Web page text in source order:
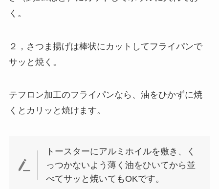
く。
２，さつま揚げは棒状にカットしてフライパンで
サッと焼く。
テフロン加工のフライパンなら、油をひかずに焼
くとカリッと焼けます。
トースターにアルミホイルを敷き、く
っつかないよう薄く油をひいてから並
べてサッと焼いてもOKです。